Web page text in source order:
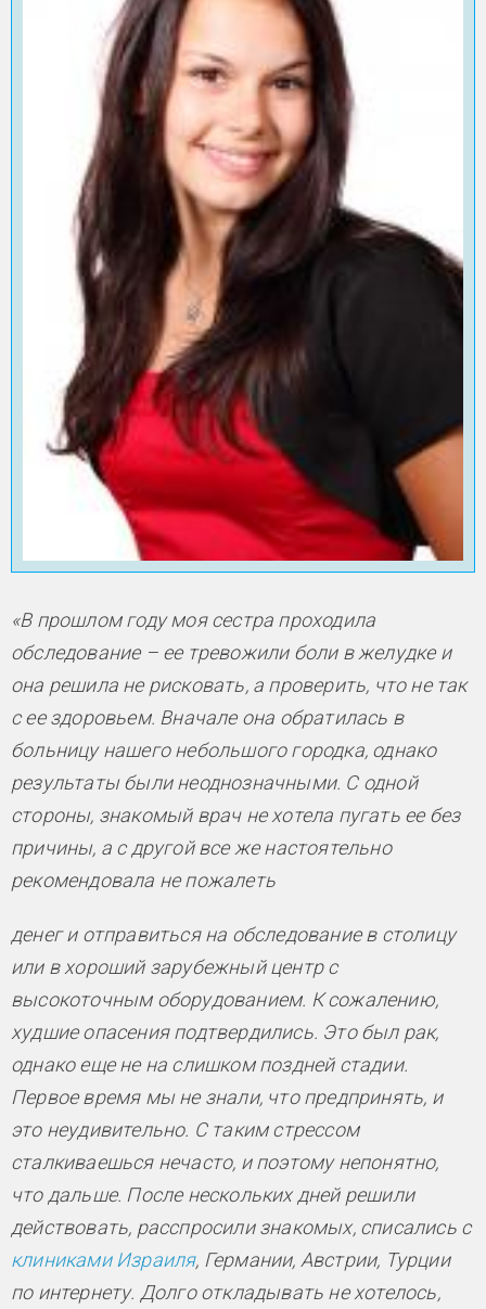
«В прошлом году моя сестра проходила
обследование – ее тревожили боли в желудке и
она решила не рисковать, а проверить, что не так
с ее здоровьем. Вначале она обратилась в
больницу нашего небольшого городка, однако
результаты были неоднозначными. С одной
стороны, знакомый врач не хотела пугать ее без
причины, а с другой все же настоятельно
рекомендовала не пожалеть
денег и отправиться на обследование в столицу
или в хороший зарубежный центр с
высокоточным оборудованием. К сожалению,
худшие опасения подтвердились. Это был рак,
однако еще не на слишком поздней стадии.
Первое время мы не знали, что предпринять, и
это неудивительно. С таким стрессом
сталкиваешься нечасто, и поэтому непонятно,
что дальше. После нескольких дней решили
действовать, расспросили знакомых, списались с
клиниками Израиля, Германии, Австрии, Турции
по интернету. Долго откладывать не хотелось,